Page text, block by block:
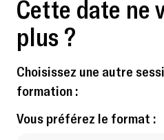
Cette date ne
plus ?
Choisissez une autre
formation :
Vous préférez le format :